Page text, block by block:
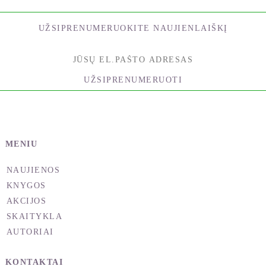
Reichenbachas ją įvardijo Odo jėga; Havajų
arba ki; alchemikų manuskriptuose vartojamas
gyvybės fluido terminas; Leonas Ernstas Emanas
gyvybinę jėgą vadino x jėga; Bruneris –
tikras, kad pavadinimų esti ir daugiau. Siekdami
paprastumo vadinsime ją gyvybine jėga arba tiesiog
energija.
Gyvybinė jėga per kūną teka taip, lyg judėtų
nematoma apytakos sistema, pakeliui keisdama
UŽSIPRENUMERUOKITE NAUJIENLAIŠKĮ
UŽSIPRENUMERUOTI
MENIU
NAUJIENOS
KNYGOS
AKCIJOS
SKAITYKLA
AUTORIAI
KONTAKTAI